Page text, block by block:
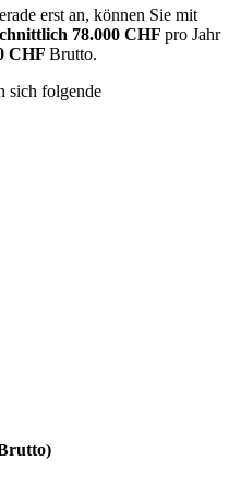
erst an, können Sie mit
78.000 CHF pro Jahr
CHF Brutto.
sich folgende